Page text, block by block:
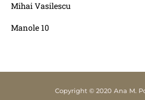
Mihai Vasilescu
Manole 10
Copyright © 2020 Ana M.